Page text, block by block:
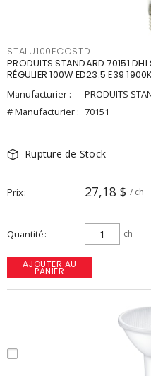
STALU100ECOSTD
PRODUITS STANDARD 70151
RÉGULIER 100W ED23.5 E39
Manufacturier :
PRODUITS
# Manufacturier : 70151
Rupture de Stock
Prix 27,18 $ / ch
Quantité ch
AJOUTER AU
PANIER